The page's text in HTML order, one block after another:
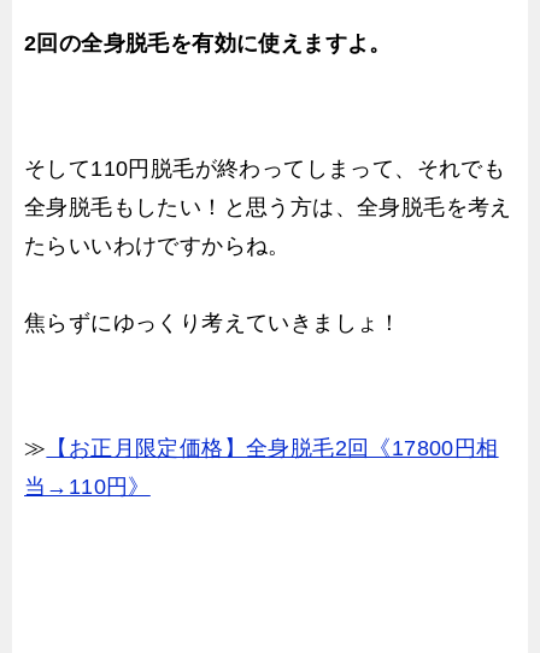
2回の全身脱毛を有効に使えますよ。
そして110円脱毛が終わってしまって、それでも
全身脱毛もしたい！と思う方は、全身脱毛を考え
たらいいわけですからね。
焦らずにゆっくり考えていきましょ！
≫ 【お正月限定価格】全身脱毛2回《17800円相
当→110円》